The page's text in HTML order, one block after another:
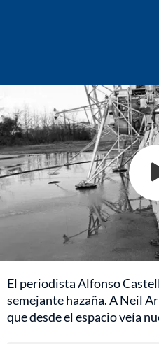
El periodista Alfonso
semejante hazaña. A Neil
que desde el espacio veía